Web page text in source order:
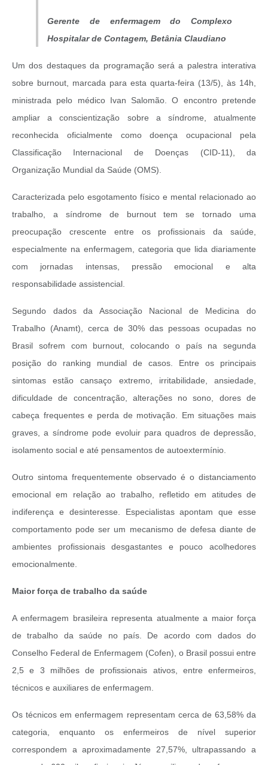
Gerente de enfermagem do Complexo
Hospitalar de Contagem, Betânia Claudiano
Um dos destaques da programação será a palestra interativa
sobre burnout, marcada para esta quarta-feira (13/5), às 14h,
ministrada pelo médico Ivan Salomão. O encontro pretende
ampliar a conscientização sobre a síndrome, atualmente
reconhecida oficialmente como doença ocupacional pela
Classificação Internacional de Doenças (CID-11), da
Organização Mundial da Saúde (OMS).
Caracterizada pelo esgotamento físico e mental relacionado ao
trabalho, a síndrome de burnout tem se tornado uma
preocupação crescente entre os profissionais da saúde,
especialmente na enfermagem, categoria que lida diariamente
com jornadas intensas, pressão emocional e alta
responsabilidade assistencial.
Segundo dados da Associação Nacional de Medicina do
Trabalho (Anamt), cerca de 30% das pessoas ocupadas no
Brasil sofrem com burnout, colocando o país na segunda
posição do ranking mundial de casos. Entre os principais
sintomas estão cansaço extremo, irritabilidade, ansiedade,
dificuldade de concentração, alterações no sono, dores de
cabeça frequentes e perda de motivação. Em situações mais
graves, a síndrome pode evoluir para quadros de depressão,
isolamento social e até pensamentos de autoextermínio.
Outro sintoma frequentemente observado é o distanciamento
emocional em relação ao trabalho, refletido em atitudes de
indiferença e desinteresse. Especialistas apontam que esse
comportamento pode ser um mecanismo de defesa diante de
ambientes profissionais desgastantes e pouco acolhedores
emocionalmente.
Maior força de trabalho da saúde
A enfermagem brasileira representa atualmente a maior força
de trabalho da saúde no país. De acordo com dados do
Conselho Federal de Enfermagem (Cofen), o Brasil possui entre
2,5 e 3 milhões de profissionais ativos, entre enfermeiros,
técnicos e auxiliares de enfermagem.
Os técnicos em enfermagem representam cerca de 63,58% da
categoria, enquanto os enfermeiros de nível superior
correspondem a aproximadamente 27,57%, ultrapassando a